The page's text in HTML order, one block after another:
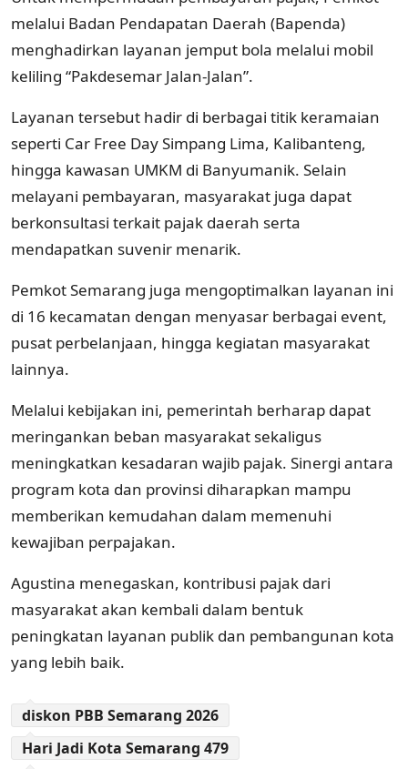
melalui Badan Pendapatan Daerah (Bapenda)
menghadirkan layanan jemput bola melalui mobil
keliling “Pakdesemar Jalan-Jalan”.
Layanan tersebut hadir di berbagai titik keramaian
seperti Car Free Day Simpang Lima, Kalibanteng,
hingga kawasan UMKM di Banyumanik. Selain
melayani pembayaran, masyarakat juga dapat
berkonsultasi terkait pajak daerah serta
mendapatkan suvenir menarik.
Pemkot Semarang juga mengoptimalkan layanan ini
di 16 kecamatan dengan menyasar berbagai event,
pusat perbelanjaan, hingga kegiatan masyarakat
lainnya.
Melalui kebijakan ini, pemerintah berharap dapat
meringankan beban masyarakat sekaligus
meningkatkan kesadaran wajib pajak. Sinergi antara
program kota dan provinsi diharapkan mampu
memberikan kemudahan dalam memenuhi
kewajiban perpajakan.
Agustina menegaskan, kontribusi pajak dari
masyarakat akan kembali dalam bentuk
peningkatan layanan publik dan pembangunan kota
yang lebih baik.
diskon PBB Semarang 2026
Hari Jadi Kota Semarang 479